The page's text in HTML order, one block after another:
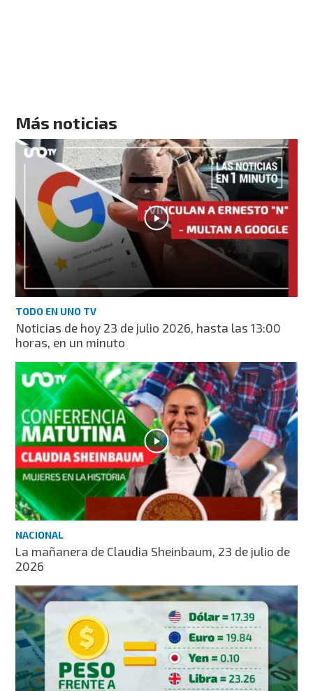
Más noticias
TODO EN UNO TV
Noticias de hoy 23 de julio 2026, hasta las 13:00
horas, en un minuto
NACIONAL
La mañanera de Claudia Sheinbaum, 23 de julio de
2026